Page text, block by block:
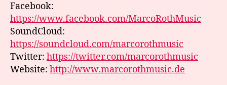
Facebook:
https://www.facebook.com/MarcoRothMusic
SoundCloud:
https://soundcloud.com/marcorothmusic
Twitter: https://twitter.com/marcorothmusic
Website: http://www.marcorothmusic.de